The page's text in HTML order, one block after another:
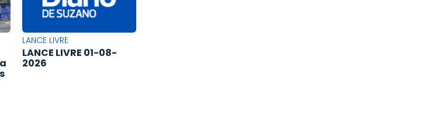
LANCE LIVRE
LANCE LIVRE 01-08-
2026